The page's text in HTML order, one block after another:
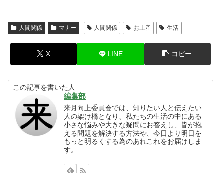
人間関係 マナー 人間関係 お土産 生活
X LINE コピー
この記事を書いた人
編集部
来月向上委員会では、知りたい人と伝えたい
人の架け橋となり、私たちの生活の中にある
小さな悩みや大きな疑問にお答えし、皆が抱
える問題を解決する方法や、今日より明日を
もっと明るくする為のあれこれをお届けしま
す。